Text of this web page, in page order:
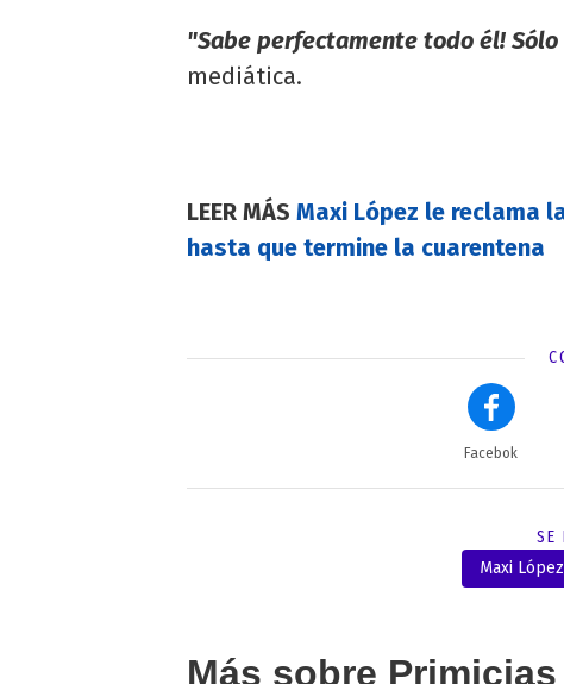
"Sabe perfectamente todo él! Sólo
mediática.
LEER MÁS Maxi López le reclama
hasta que termine la cuarentena
Facebok
SE
Maxi López
Más sobre Primicias